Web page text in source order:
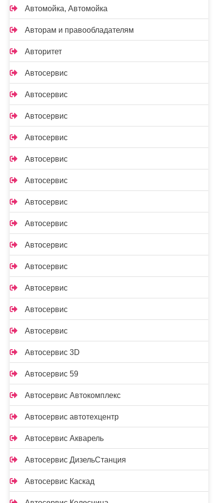
Автомойка, Автомойка
Авторам и правообладателям
Авторитет
Автосервис
Автосервис
Автосервис
Автосервис
Автосервис
Автосервис
Автосервис
Автосервис
Автосервис
Автосервис
Автосервис
Автосервис
Автосервис
Автосервис 3D
Автосервис 59
Автосервис Автокомплекс
Автосервис автотехцентр
Автосервис Акварель
Автосервис ДизельСтанция
Автосервис Каскад